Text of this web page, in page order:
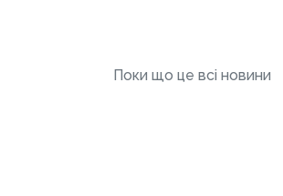
Поки що це всі новини